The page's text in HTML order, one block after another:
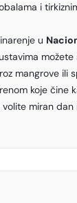
i
u
mangrove ili
koje čine
miran